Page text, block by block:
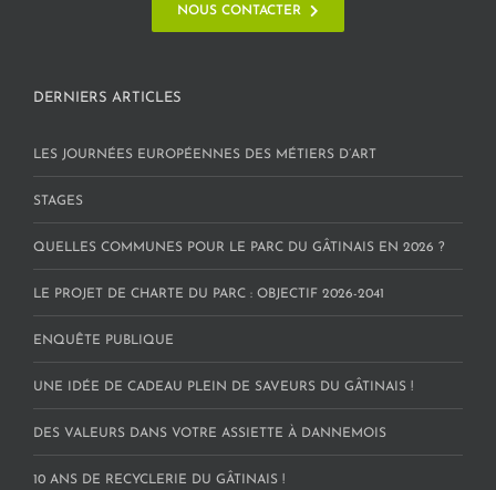
NOUS CONTACTER
DERNIERS ARTICLES
LES JOURNÉES EUROPÉENNES DES MÉTIERS D’ART
STAGES
QUELLES COMMUNES POUR LE PARC DU GÂTINAIS EN 2026 ?
LE PROJET DE CHARTE DU PARC : OBJECTIF 2026-2041
ENQUÊTE PUBLIQUE
UNE IDÉE DE CADEAU PLEIN DE SAVEURS DU GÂTINAIS !
DES VALEURS DANS VOTRE ASSIETTE À DANNEMOIS
10 ANS DE RECYCLERIE DU GÂTINAIS !